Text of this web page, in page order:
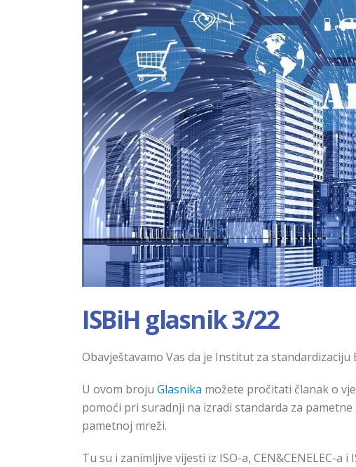
ISBiH glasnik 3/22
Obavještavamo Vas da je Institut za
U ovom broju Glasnika možete pročitati članak o
pomoći pri suradnji na izradi standarda za
pametnoj mreži.
Tu su i zanimljive vijesti iz ISO-a, CEN&CENELEC-a i